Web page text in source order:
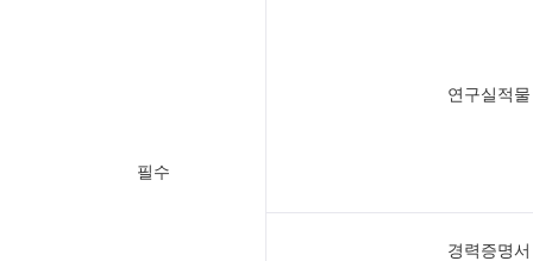
필수
연구실적물
경력증명서